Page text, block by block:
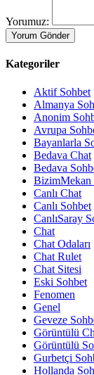
Yorumuz:
Kategoriler
Aktif Sohbet
Almanya
Anonim
Avrupa
Bayanlarla
Bedava Chat
Bedava
BizimMekan
Canlı Chat
Canlı Sohbet
CanlıSaray
Chat
Chat Odaları
Chat Rulet
Chat Sitesi
Eski Sohbet
Fenomen
Genel
Geveze
Görüntülü
Görüntülü
Gurbetçi
Hollanda